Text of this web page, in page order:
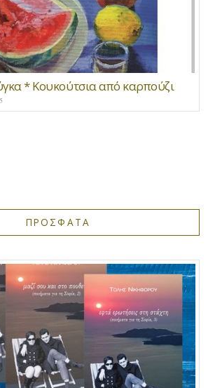
* Κουκούτσια από καρπούζι
ΠΡΟΣΦΑΤΑ